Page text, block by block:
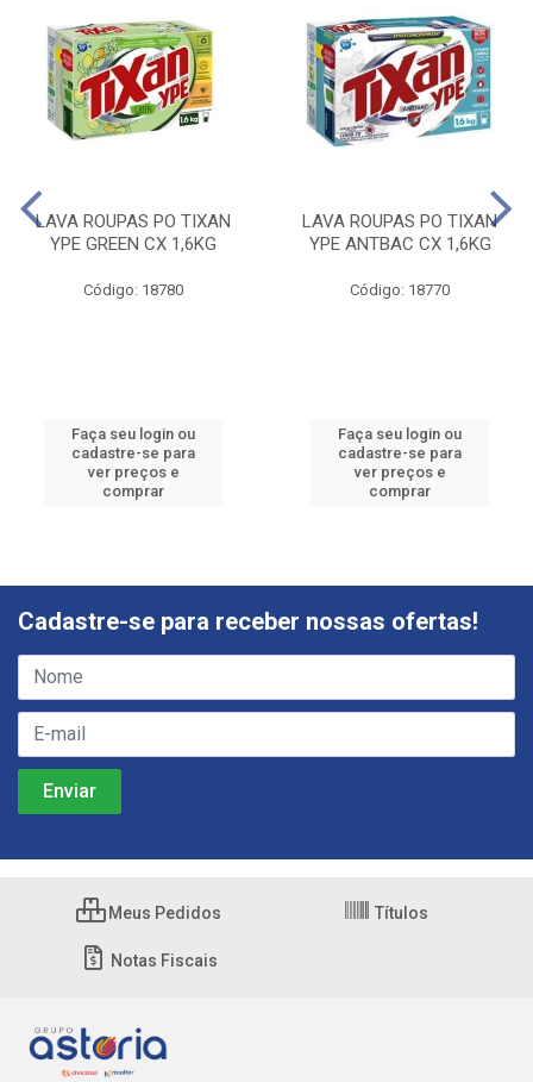
LAVA ROUPAS PO TIXAN
YPE GREEN CX 1,6KG
Código: 18780
Faça seu login ou
cadastre-se para
ver preços e
comprar
LAVA ROUPAS PO TIXAN
YPE ANTBAC CX 1,6KG
Código: 18770
Faça seu login ou
cadastre-se para
ver preços e
comprar
Cadastre-se para receber nossas ofertas!
Meus Pedidos Títulos
Notas Fiscais